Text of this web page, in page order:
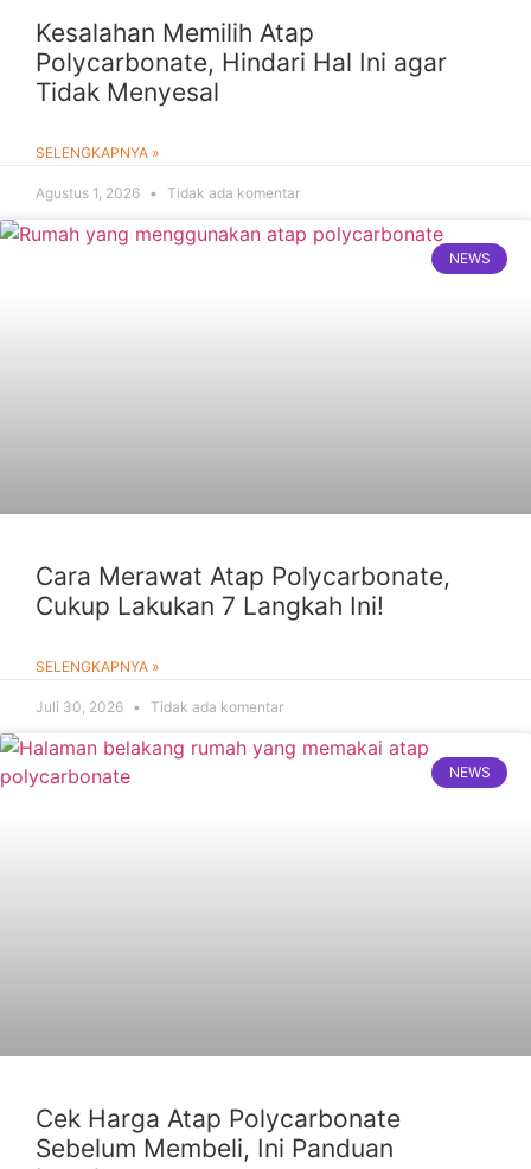
Kesalahan Memilih Atap
Polycarbonate, Hindari Hal Ini agar
Tidak Menyesal
SELENGKAPNYA »
Agustus 1, 2026 Tidak ada komentar
NEWS
Cara Merawat Atap Polycarbonate,
Cukup Lakukan 7 Langkah Ini!
SELENGKAPNYA »
Juli 30, 2026 Tidak ada komentar
NEWS
Cek Harga Atap Polycarbonate
Sebelum Membeli, Ini Panduan